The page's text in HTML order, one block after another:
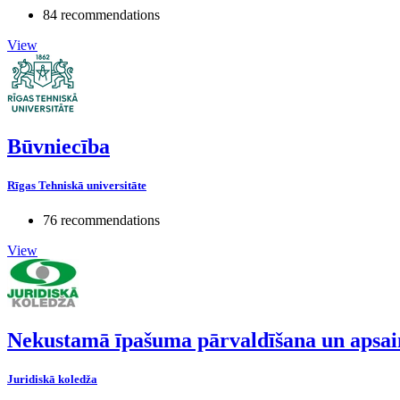
84 recommendations
View
Būvniecība
Rīgas Tehniskā universitāte
76 recommendations
View
Nekustamā īpašuma pārvaldīšana un
Juridiskā koledža